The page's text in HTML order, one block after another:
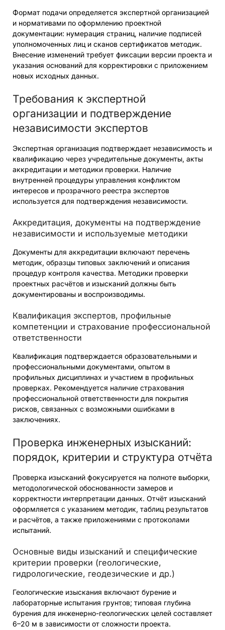
Формат подачи определяется экспертной организацией
и нормативами по оформлению проектной
документации: нумерация страниц, наличие подписей
уполномоченных лиц и сканов сертификатов методик.
Внесение изменений требует фиксации версии проекта и
указания оснований для корректировки с приложением
новых исходных данных.
Требования к экспертной
организации и подтверждение
независимости экспертов
Экспертная организация подтверждает независимость и
квалификацию через учредительные документы, акты
аккредитации и методики проверки. Наличие
внутренней процедуры управления конфликтом
интересов и прозрачного реестра экспертов
используется для подтверждения независимости.
Аккредитация, документы на подтверждение
независимости и используемые методики
Документы для аккредитации включают перечень
методик, образцы типовых заключений и описания
процедур контроля качества. Методики проверки
проектных расчётов и изысканий должны быть
документированы и воспроизводимы.
Квалификация экспертов, профильные
компетенции и страхование профессиональной
ответственности
Квалификация подтверждается образовательными и
профессиональными документами, опытом в
профильных дисциплинах и участием в профильных
проверках. Рекомендуется наличие страхования
профессиональной ответственности для покрытия
рисков, связанных с возможными ошибками в
заключениях.
Проверка инженерных изысканий:
порядок, критерии и структура отчёта
Проверка изысканий фокусируется на полноте выборки,
методологической обоснованности замеров и
корректности интерпретации данных. Отчёт изысканий
оформляется с указанием методик, таблиц результатов
и расчётов, а также приложениями с протоколами
испытаний.
Основные виды изысканий и специфические
критерии проверки (геологические,
гидрологические, геодезические и др.)
Геологические изыскания включают бурение и
лабораторные испытания грунтов; типовая глубина
бурения для инженерно-геологических целей составляет
6–20 м в зависимости от сложности проекта.